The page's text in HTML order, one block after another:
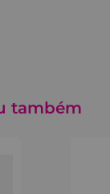
também